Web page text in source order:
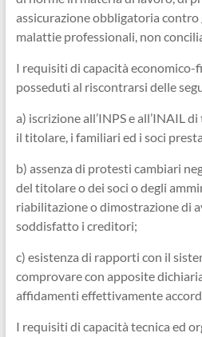
assicurazione obbligatoria
malattie professionali, non
I requisiti di capacità
posseduti al riscontrarsi delle
a) iscrizione all’INPS e all’INAIL
il titolare, i familiari ed i soci
b) assenza di protesti cambiari
del titolare o dei soci o degli
riabilitazione o dimostrazione di
soddisfatto i creditori;
c) esistenza di rapporti con il
comprovare con apposite
affidamenti effettivamente
I requisiti di capacità tecnica ed